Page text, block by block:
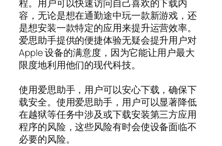
程。用户可以快速访问自己喜欢的下载内
容，无论是想在通勤途中玩一款新游戏，还
是想安装一款特定的应用来提升运营效率。
爱思助手提供的便捷体验无疑会提升用户对
Apple 设备的满意度，因为它能让用户最大
限度地利用他们的现代科技。
使用爱思助手，用户可以安心下载，确保下
载安全。使用爱思助手，用户可以显著降低
在越狱等任务中涉及或下载安装第三方应用
程序的风险，这些风险有时会使设备面临不
必要的风险。